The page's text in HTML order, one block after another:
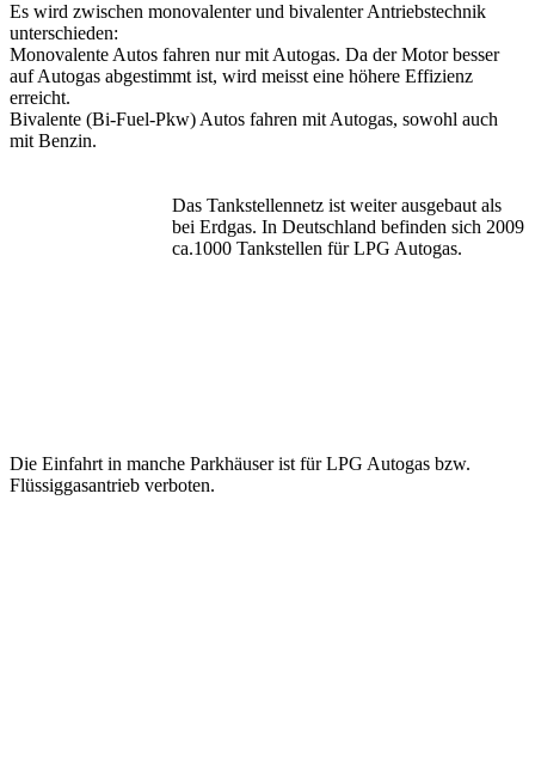
Es wird zwischen monovalenter und bivalenter Antriebstechnik
unterschieden:
Monovalente Autos fahren nur mit Autogas. Da der Motor besser
auf Autogas abgestimmt ist, wird meisst eine höhere Effizienz
erreicht.
Bivalente (Bi-Fuel-Pkw) Autos fahren mit Autogas, sowohl auch
mit Benzin.
Das Tankstellennetz ist weiter ausgebaut als
bei Erdgas. In Deutschland befinden sich 2009
ca.1000 Tankstellen für LPG Autogas.
Die Einfahrt in manche Parkhäuser ist für LPG Autogas bzw.
Flüssiggasantrieb verboten.